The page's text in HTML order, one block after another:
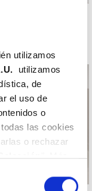
utilizamos
U. utilizamos
de
el uso de
o
las cookies
o rechazar
". Más